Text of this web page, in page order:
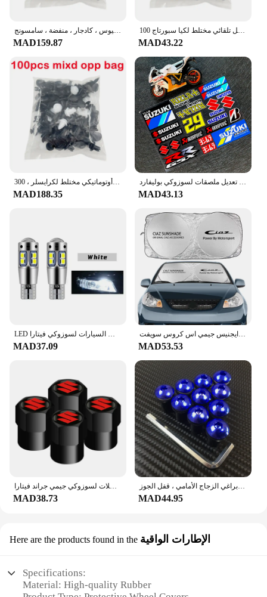
MAD159.87
100 قطعة مشبك قفل تلقائي مختلط لكيا سبورتاج R ستنغر Ceed CD سورينتو سيراتو فورت 2017 2018 2019
MAD43.22
مشبك تثبيت أوتوماتيكي مختلط لكرايسلر ، 300C Voyager ، PT Cruiser ، Grand Voyager ، seifica ، Pacifica البلد ، اجلب
MAD188.35
دراجة نارية عاكسة تعديل ملصقات لسوزوكي بوليفارد C50 US125 GSX150 سكوتر خوذة سباق مقاوم للماء الشارات الزخرفية
MAD43.13
LED ضوء وقوف السيارات لسوزوكي فيتارا ، T10 ، W5W ، مصباح التخليص ، والاكسسوارات ، 2015 ، 2016 ، 2017 ، 2018 ، 2019 ، 2020 ، 2 قطعة
MAD37.09
لسوزوكي ألتو بالينو سيليريو سياز خط الاستواء ارتيغا جراند فيتارا ايجنيس جيمي اس كروس سويفت SX4 فيتارا زجاج السيارة الأمامي للشمس
MAD53.53
السيارات الجلد المدبوغ مفتاح حزام حلقة رئيسية سبائك معدنية غطاء الصمام قبعات العجلات لسوزوكي جيمي جراند فيتارا sx4 سويفت ألتو
MAD38.73
براغي الزجاج الأمامي للدراجة النارية لسوزوكي ، براغي الزجاج الأمامي ، قفل الجوز ، GSXR ، ، 2.8 ، K1 ، K2 ، K3 ، K4 ، K5 ، K6 ، K7 ، K8 ، K9 ، K11 ، 5 ، 10 ، من من من
MAD44.95
Here are the products found in the الإطارات الواقية
Specifications:
Material: High-quality Rubber